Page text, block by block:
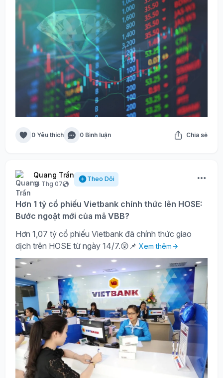
0 Yêu thích 0 Bình luận Chia sẻ
Quang Trần
14 Thg 07
Theo Dõi
Hơn 1 tỷ cổ phiếu Vietbank chính thức lên HOSE:
Bước ngoặt mới của mã VBB?
Hơn 1,07 tỷ cổ phiếu Vietbank đã chính thức giao
dịch trên HOSE từ ngày 14/7.😲📌 Xem thêm